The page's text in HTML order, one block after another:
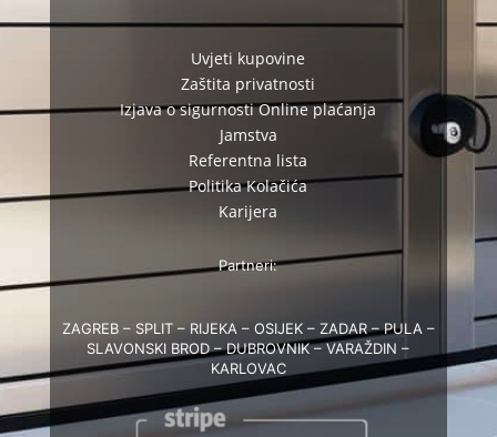
Uvjeti kupovine
Zaštita privatnosti
Izjava o sigurnosti Online plaćanja
Jamstva
Referentna lista
Politika Kolačića
Karijera
Partneri:
ZAGREB – SPLIT – RIJEKA – OSIJEK – ZADAR – PULA –
SLAVONSKI BROD – DUBROVNIK – VARAŽDIN –
KARLOVAC